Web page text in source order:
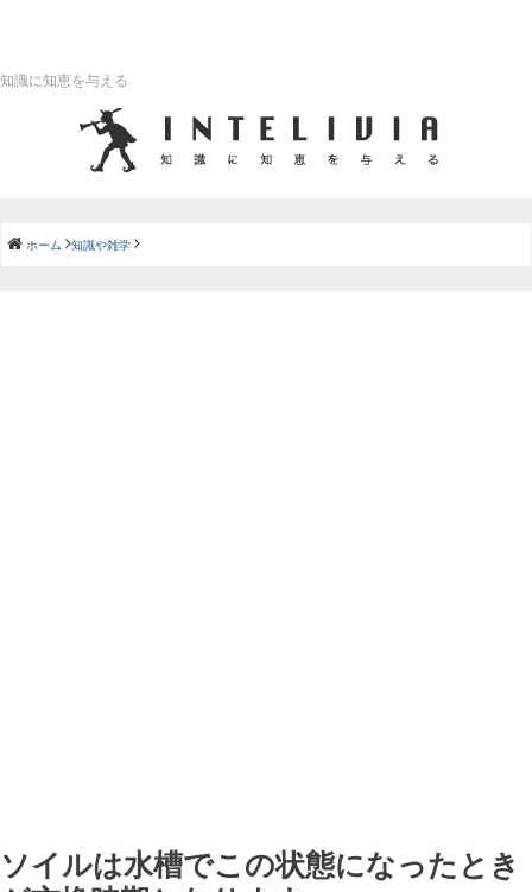
知識に知恵を与える
ホーム 知識や雑学
ソイルは水槽でこの状態になったとき